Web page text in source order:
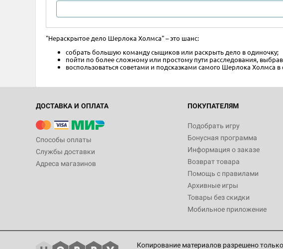
"Нераскрытое дело Шерлока Холмса" – это шанс:
собрать большую команду сыщиков или раскрыть дело в одиночку;
пойти по более сложному или простому пути расследования,
воспользоваться советами и подсказками самого Шерлока
ДОСТАВКА И ОПЛАТА
Способы оплаты
Службы доставки
Адреса магазинов
ПОКУПАТЕЛЯМ
Подобрать игру
Бонусная программа
Информация о заказе
Возврат товара
Помощь с правилами
Архивные игры
Товары без скидки
Мобильное приложение
Копирование материалов разрешено